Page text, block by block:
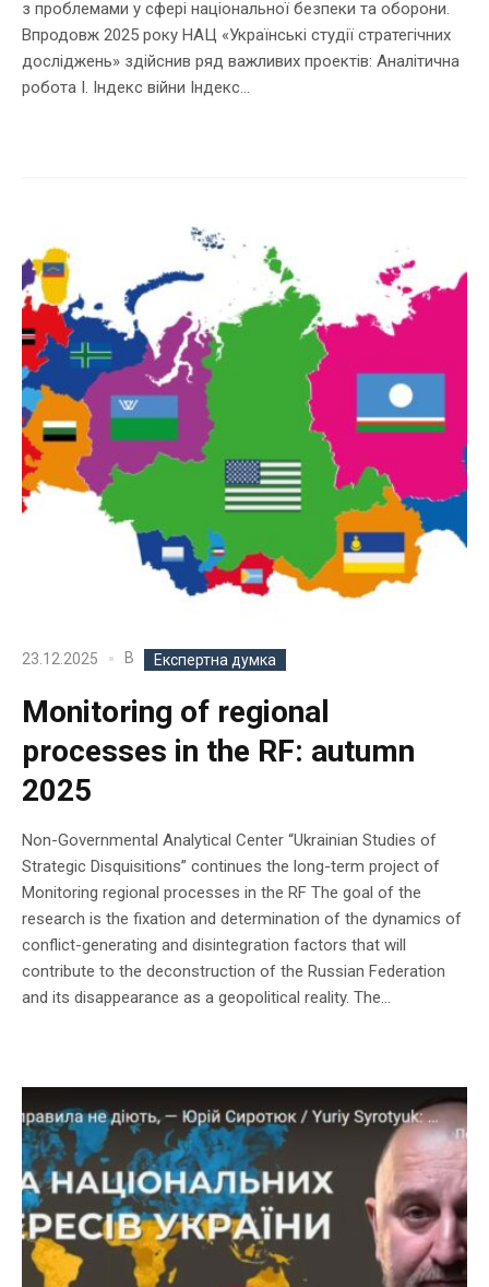
з проблемами у сфері національної безпеки та оборони.
Впродовж 2025 року НАЦ «Українські студії стратегічних
досліджень» здійснив ряд важливих проектів: Аналітична
робота І. Індекс війни Індекс...
23.12.2025 В Експертна думка
Monitoring of regional
processes in the RF: autumn
2025
Non-Governmental Analytical Center “Ukrainian Studies of
Strategic Disquisitions” continues the long-term project of
Monitoring regional processes in the RF The goal of the
research is the fixation and determination of the dynamics of
conflict-generating and disintegration factors that will
contribute to the deconstruction of the Russian Federation
and its disappearance as a geopolitical reality. The...